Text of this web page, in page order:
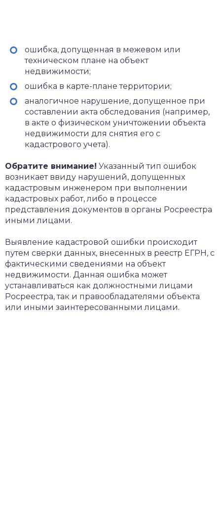
ошибка, допущенная в межевом или
техническом плане на объект
недвижимости;
ошибка в карте-плане территории;
аналогичное нарушение, допущенное при
составлении акта обследования (например,
в акте о физическом уничтожении объекта
недвижимости для снятия его с
кадастрового учета).
Обратите внимание! Указанный тип ошибок
возникает ввиду нарушений, допущенных
кадастровым инженером при выполнении
кадастровых работ, либо в процессе
представления документов в органы Росреестра
иными лицами.
Выявление кадастровой ошибки происходит
путем сверки данных, внесенных в реестр ЕГРН, с
фактическими сведениями на объект
недвижимости. Данная ошибка может
устанавливаться как должностными лицами
Росреестра, так и правообладателями объекта
или иными заинтересованными лицами.